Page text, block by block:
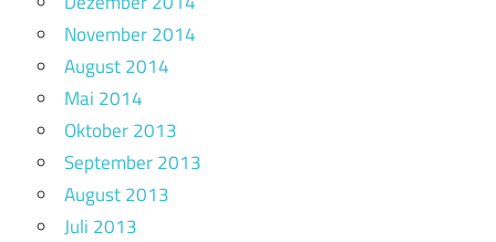
November 2014
August 2014
Mai 2014
Oktober 2013
September 2013
August 2013
Juli 2013